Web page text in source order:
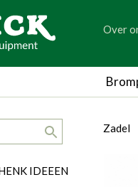
Over
Zadel
IDEEEN